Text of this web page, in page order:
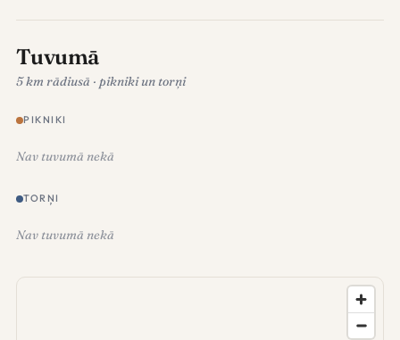
Tuvumā
5 km rādiusā · pikniki un torņi
PIKNIKI
Nav tuvumā nekā
TORŅI
Nav tuvumā nekā